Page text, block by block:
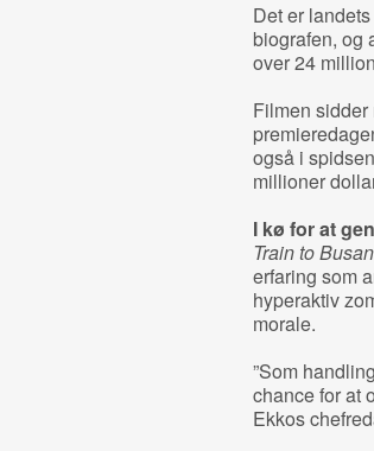
Det er
biografen, og
over 24
Filmen
også i
millioner
I kø for at
Train to Busan
erfaring som
hyperaktiv
morale.
”Som
chance for at
Ekkos